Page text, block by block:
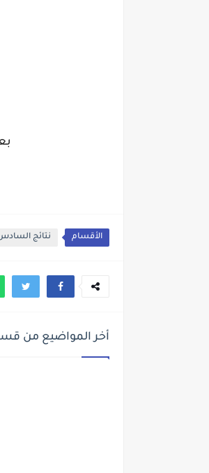
الأقسام نتائج السادس
أخر المواضيع من قسم :